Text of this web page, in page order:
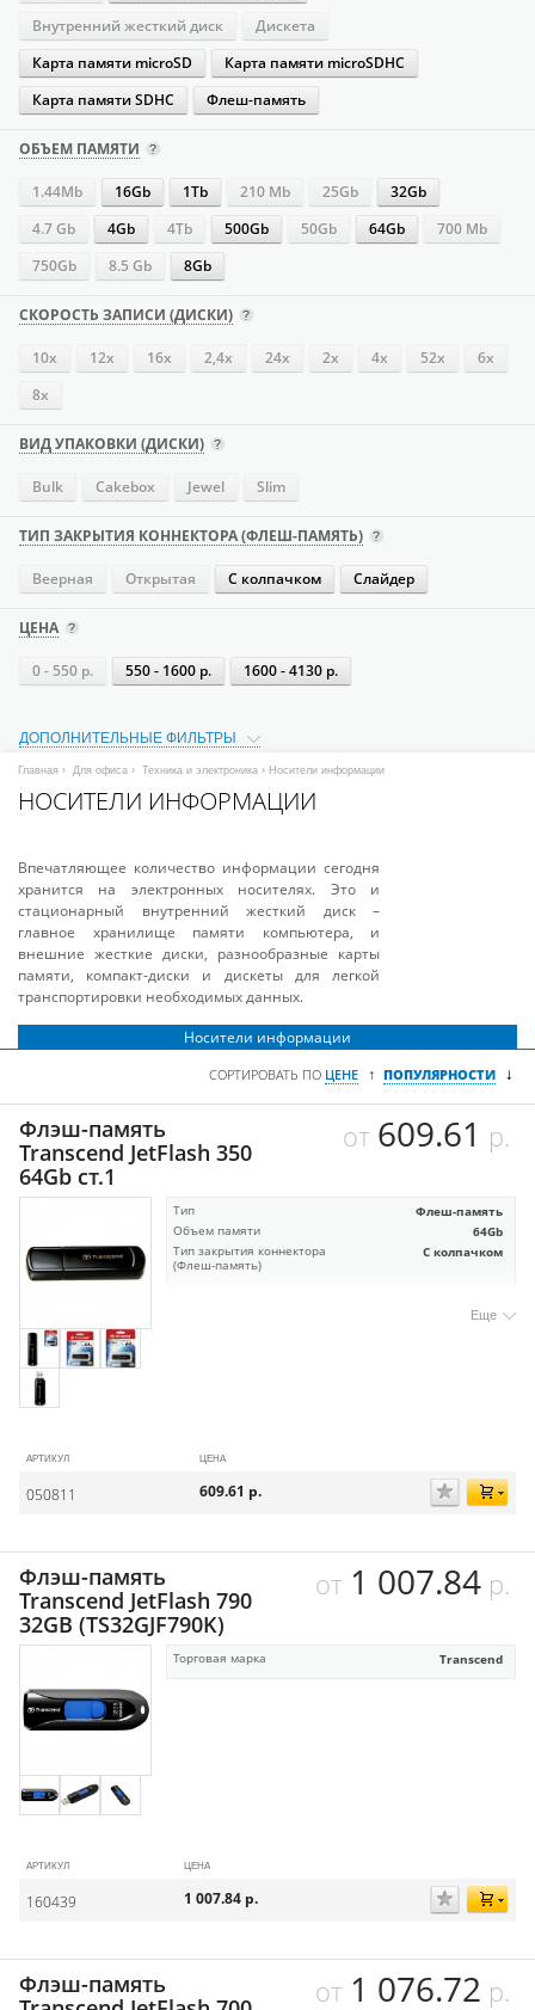
Внутренний жесткий диск
Дискета
Карта памяти microSD
Карта памяти microSDHC
Карта памяти SDHC
Флеш-память
ОБЪЕМ ПАМЯТИ
1.44Mb 16Gb 1Tb 210 Mb 25Gb
32Gb
4.7 Gb
4Gb 4Tb 500Gb 50Gb 64Gb
700 Mb
750Gb
8.5 Gb 8Gb
СКОРОСТЬ ЗАПИСИ (ДИСКИ)
10x 12x 16х 2,4x 24х 2x 4х 52х
6x
8x
ВИД УПАКОВКИ (ДИСКИ)
Bulk Cakebox Jewel Slim
ТИП ЗАКРЫТИЯ КОННЕКТОРА (ФЛЕШ-ПАМЯТЬ)
Веерная Открытая С колпачком Слайдер
ЦЕНА
0 - 550 р. 550 - 1600 р. 1600 - 4130 р.
ДОПОЛНИТЕЛЬНЫЕ ФИЛЬТРЫ
Главная › Для офиса › Техника и электроника › Носители информации
НОСИТЕЛИ ИНФОРМАЦИИ
Впечатляющее количество информации сегодня
хранится на электронных носителях. Это и
стационарный внутренний жесткий диск –
главное хранилище памяти компьютера, и
внешние жесткие диски, разнообразные карты
памяти, компакт-диски и дискеты для легкой
транспортировки необходимых данных.
Носители информации
СОРТИРОВАТЬ ПО ЦЕНЕ ↑ ПОПУЛЯРНОСТИ ↓
Флэш-память
Transcend JetFlash 350
64Gb ст.1
от 609.61 р.
Тип Флеш-память
Объем памяти 64Gb
Тип закрытия коннектора
(Флеш-память)
С колпачком
Еще
АРТИКУЛ ЦЕНА
050811 609.61 р.
Флэш-память
Transcend JetFlash 790
32GB (TS32GJF790K)
от 1 007.84р.
Торговая марка Transcend
АРТИКУЛ ЦЕНА
160439 1 007.84 р.
Флэш-память
от 1 076.72 р.